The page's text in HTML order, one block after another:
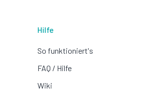
Hilfe
So funktioniert's
FAQ / Hilfe
Wiki